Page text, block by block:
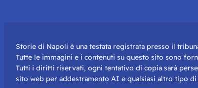
Storie di Napoli è una testata registrata presso il
Tutte le immagini e i contenuti su questo sito sono
Tutti i diritti riservati, ogni tentativo di copia sarà
sito web per addestramento AI e qualsiasi altro tipo